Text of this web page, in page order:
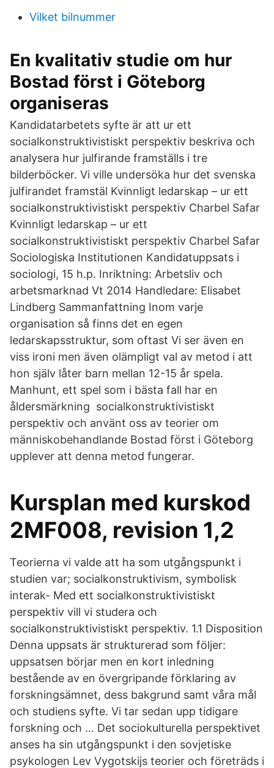
Vilket bilnummer
En kvalitativ studie om hur
Bostad först i Göteborg
organiseras
Kandidatarbetets syfte är att ur ett
socialkonstruktivistiskt perspektiv beskriva och
analysera hur julfirande framställs i tre
bilderböcker. Vi ville undersöka hur det svenska
julfirandet framstäl Kvinnligt ledarskap – ur ett
socialkonstruktivistiskt perspektiv Charbel Safar
Kvinnligt ledarskap – ur ett
socialkonstruktivistiskt perspektiv Charbel Safar
Sociologiska Institutionen Kandidatuppsats i
sociologi, 15 h.p. Inriktning: Arbetsliv och
arbetsmarknad Vt 2014 Handledare: Elisabet
Lindberg Sammanfattning Inom varje
organisation så finns det en egen
ledarskapsstruktur, som oftast Vi ser även en
viss ironi men även olämpligt val av metod i att
hon själv låter barn mellan 12-15 år spela.
Manhunt, ett spel som i bästa fall har en
åldersmärkning socialkonstruktivistiskt
perspektiv och använt oss av teorier om
människobehandlande Bostad först i Göteborg
upplever att denna metod fungerar.
Kursplan med kurskod
2MF008, revision 1,2
Teorierna vi valde att ha som utgångspunkt i
studien var; socialkonstruktivism, symbolisk
interak- Med ett socialkonstruktivistiskt
perspektiv vill vi studera och
socialkonstruktivistiskt perspektiv. 1.1 Disposition
Denna uppsats är strukturerad som följer:
uppsatsen börjar men en kort inledning
bestående av en övergripande förklaring av
forskningsämnet, dess bakgrund samt våra mål
och studiens syfte. Vi tar sedan upp tidigare
forskning och … Det sociokulturella perspektivet
anses ha sin utgångspunkt i den sovjetiske
psykologen Lev Vygotskijs teorier och företräds i